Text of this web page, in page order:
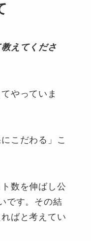
えてくださ
やっていま
こだわる」こ
数を伸ばし公
です。その結
ばと考えてい